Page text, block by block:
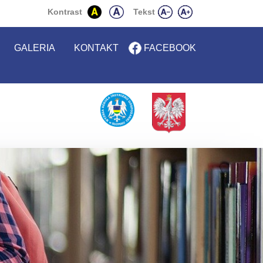
Kontrast Tekst
GALERIA KONTAKT FACEBOOK